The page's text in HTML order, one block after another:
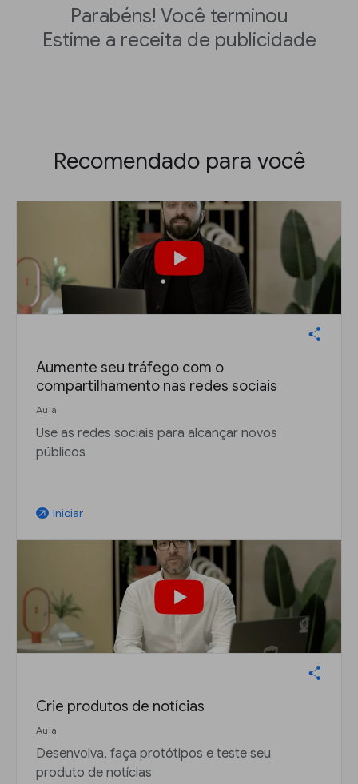
Parabéns! Você terminou
Estime a receita de publicidade
Recomendado para você
Aumente seu tráfego com o
compartilhamento nas redes sociais
Aula
Use as redes sociais para alcançar novos
públicos
arrow_outward Iniciar
Crie produtos de notícias
Aula
Desenvolva, faça protótipos e teste seu
produto de notícias